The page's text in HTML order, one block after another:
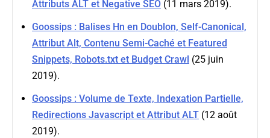
Attributs ALT et Negative SEO(11 mars 2019).
Goossips : Balises Hn en Doublon, Self-Canonical,
Attribut Alt, Contenu Semi-Caché et Featured
Snippets, Robots.txt et Budget Crawl (25 juin
2019).
Goossips : Volume de Texte, Indexation Partielle,
Redirections Javascript et Attribut ALT(12 août
2019).